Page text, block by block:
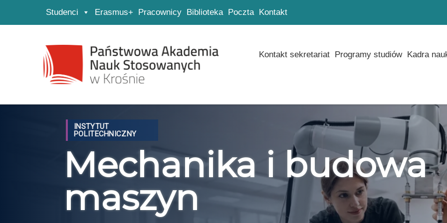
Strona główna
Przejdź do wyszukiwarki
Przejdź do menu głównego
Studenci Erasmus+ Pracownicy Biblioteka Poczta Kontakt
Kontakt sekretariat Programy studiów Kadra
INSTYTUT
POLITECHNICZNY
Mechanika i budowa
maszyn